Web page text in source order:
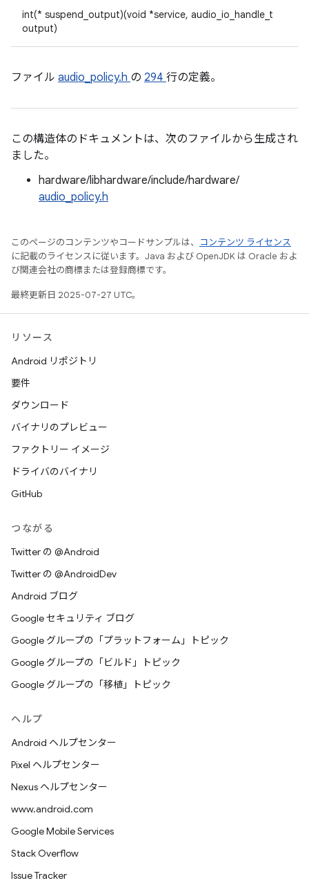
int(* suspend_output)(void *service, audio_io_handle_t
output)
ファイル audio_policy.h の 294 行の定義。
この構造体のドキュメントは、次のファイルから生成され
ました。
hardware/libhardware/include/hardware/
audio_policy.h
このページのコンテンツやコードサンプルは、
コンテンツ ライセンス
に記載のライセンスに従います。Java および OpenJDK は Oracle およ
び関連会社の商標または登録商標です。
最終更新日 2025-07-27 UTC。
リソース
Android リポジトリ
要件
ダウンロード
バイナリのプレビュー
ファクトリー イメージ
ドライバのバイナリ
GitHub
つながる
Twitter の @Android
Twitter の @AndroidDev
Android ブログ
Google セキュリティ ブログ
Google グループの「プラットフォーム」トピック
Google グループの「ビルド」トピック
Google グループの「移植」トピック
ヘルプ
Android ヘルプセンター
Pixel ヘルプセンター
Nexus ヘルプセンター
www.android.com
Google Mobile Services
Stack Overflow
Issue Tracker